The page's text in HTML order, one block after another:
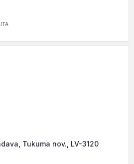
Tukuma nov., LV-3120